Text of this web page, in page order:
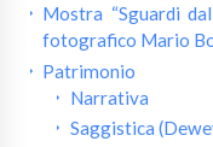
Mostra “Sguardi
fotografico Mario
Patrimonio
Narrativa
Saggistica